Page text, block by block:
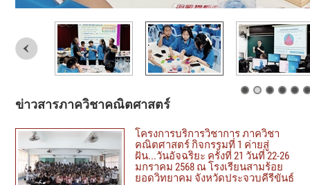
ข่าวสารภาควิชาคณิตศาสตร์
โครงการบริการวิชาการ ภาควิชา
คณิตศาสตร์ กิจกรรมที่ 1 ค่ายสู่
ฝัน...วันอัจฉริยะ ครั้งที่ 21 วันที่ 22-26
มกราคม 2568 ณ โรงเรียนสามร้อย
ยอดวิทยาคม จังหวัดประจวบคีรีขันธ์